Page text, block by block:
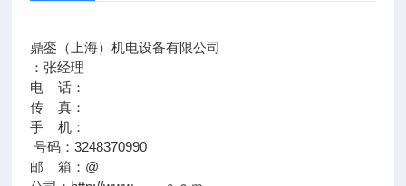
鼎銮（上海）机电设备有限公司
：张经理
电 话：
传 真：
手 机：
号码：3248370990
邮 箱：@